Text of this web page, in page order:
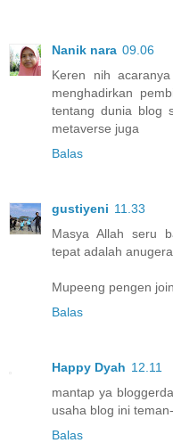
Nanik nara 09.06
Keren nih
menghadirkan
tentang dunia blog
metaverse juga
Balas
gustiyeni 11.33
Masya Allah seru
tepat adalah
Mupeeng pengen
Balas
Happy Dyah 12.11
mantap ya
usaha blog ini
Balas